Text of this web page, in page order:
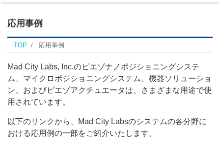
応用事例
TOP 応用事例
Mad City Labs, Inc.のピエゾナノポジショニングシステ
ム、マイクロポジショニングシステム、機器ソリューショ
ン、およびピエゾアクチュエータは、さまざまな用途で使
用されています。
以下のリンクから、Mad City Labsのシステムの各分野に
おける応用例の一部をご紹介いたします。